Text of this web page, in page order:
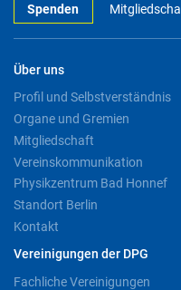
Spenden
Über uns
Profil und Selbstverständnis
Organe und Gremien
Mitgliedschaft
Vereinskommunikation
Physikzentrum Bad Honnef
Standort Berlin
Kontakt
Vereinigungen der DPG
Fachliche Vereinigungen